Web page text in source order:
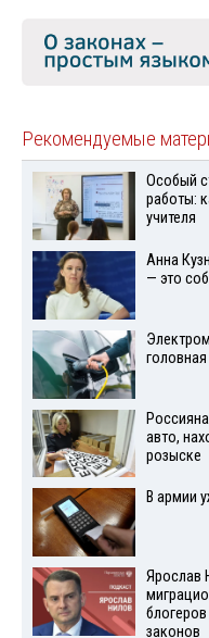
Рекомендуемые
Особый
работы:
учителя
Анна
— это
авто,
розыске
В армии
Ярослав
законов